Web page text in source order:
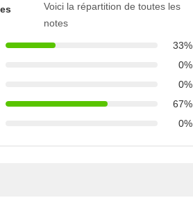
Voici la répartition de toutes les
notes
33%
0%
0%
67%
0%